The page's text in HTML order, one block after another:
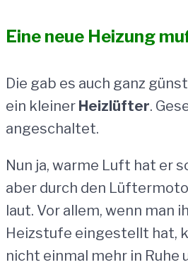
Eine neue Heizung
Die gab es auch ganz
ein kleiner Heizlüfter.
angeschaltet.
Nun ja, warme Luft hat er
aber durch den
laut. Vor allem, wenn man
Heizstufe eingestellt hat,
nicht einmal mehr in Ruhe